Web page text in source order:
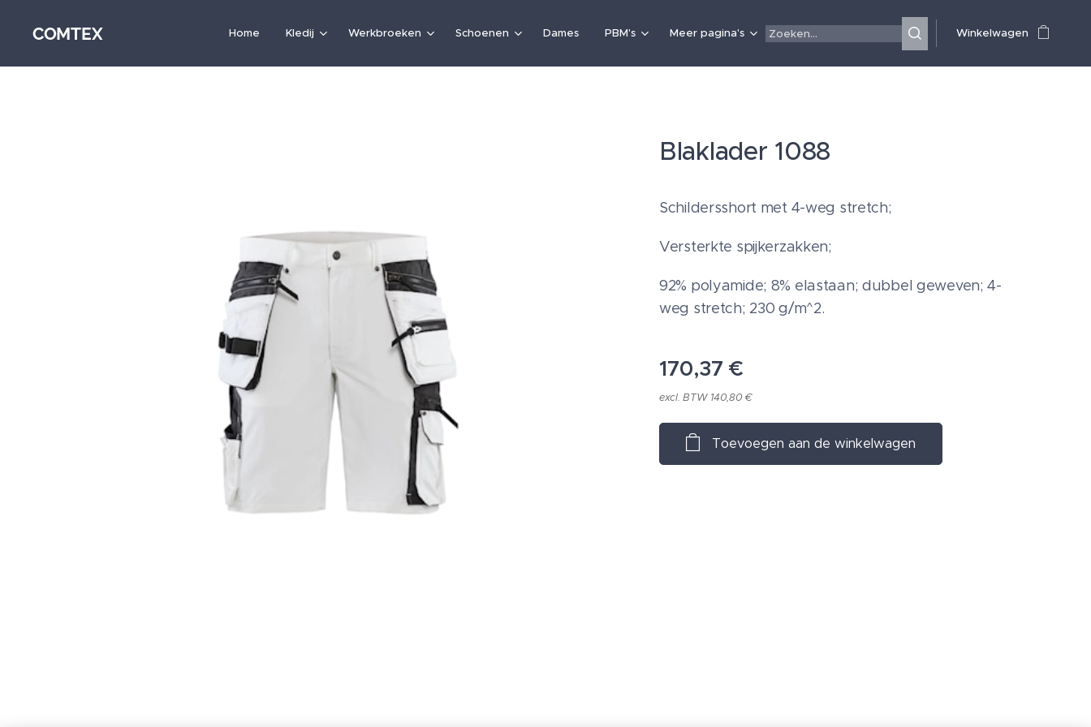
COMTEX Home Kledij Werkbroeken Schoenen Dames PBM's Meer pagina's Winkelwagen
Blaklader 1088
Schildersshort met 4-weg stretch;
Versterkte spijkerzakken;
92% polyamide; 8% elastaan; dubbel geweven; 4-
weg stretch; 230 g/m^2.
170,37 €
excl. BTW 140,80 €
Toevoegen aan de winkelwagen